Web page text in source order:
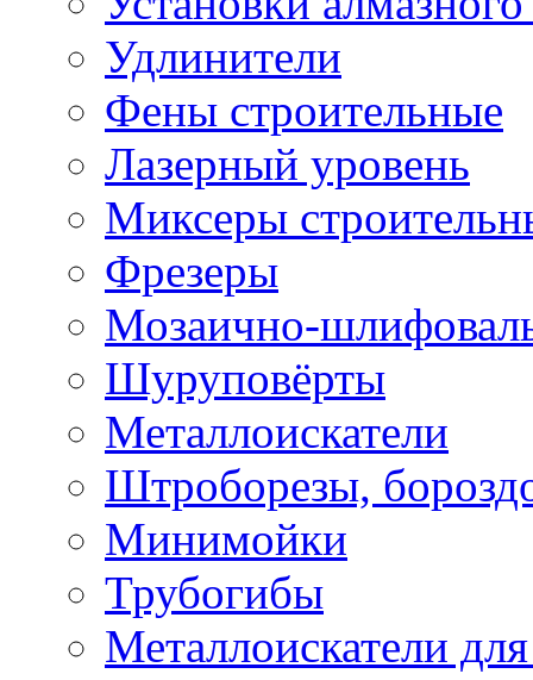
Удлинители
Фены строительные
Лазерный уровень
Миксеры
Фрезеры
Мозаично-
Шуруповёрты
Металлоискатели
Штроборезы,
Минимойки
Трубогибы
Металлоискатели